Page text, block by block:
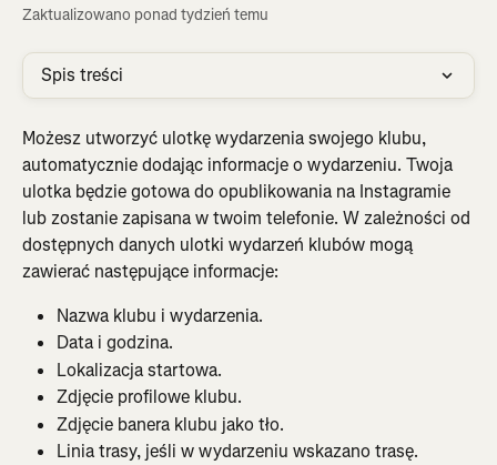
Zaktualizowano ponad tydzień temu
Spis treści
Możesz utworzyć ulotkę wydarzenia swojego klubu,
automatycznie dodając informacje o wydarzeniu. Twoja
ulotka będzie gotowa do opublikowania na Instagramie
lub zostanie zapisana w twoim telefonie. W zależności od
dostępnych danych ulotki wydarzeń klubów mogą
zawierać następujące informacje:
Nazwa klubu i wydarzenia.
Data i godzina.
Lokalizacja startowa.
Zdjęcie profilowe klubu.
Zdjęcie banera klubu jako tło.
Linia trasy, jeśli w wydarzeniu wskazano trasę.